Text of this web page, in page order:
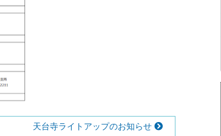
天台寺ライトアップのお知らせ